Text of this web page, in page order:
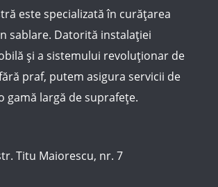
este specializată în curățarea
sablare. Datorită instalației
și a sistemului revoluționar de
praf, putem asigura servicii de
gamă largă de suprafețe.
Titu Maiorescu, nr. 7